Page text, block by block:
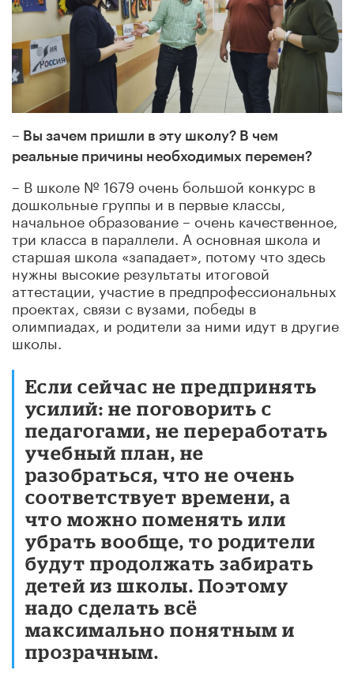
– Вы зачем пришли в эту школу? В чем
реальные причины необходимых перемен?
– В школе № 1679 очень большой конкурс в
дошкольные группы и в первые классы,
начальное образование – очень качественное,
три класса в параллели. А основная школа и
старшая школа «западает», потому что здесь
нужны высокие результаты итоговой
аттестации, участие в предпрофессиональных
проектах, связи с вузами, победы в
олимпиадах, и родители за ними идут в другие
школы.
Если сейчас не предпринять
усилий: не поговорить с
педагогами, не переработать
учебный план, не
разобраться, что не очень
соответствует времени, а
что можно поменять или
убрать вообще, то родители
будут продолжать забирать
детей из школы. Поэтому
надо сделать всё
максимально понятным и
прозрачным.